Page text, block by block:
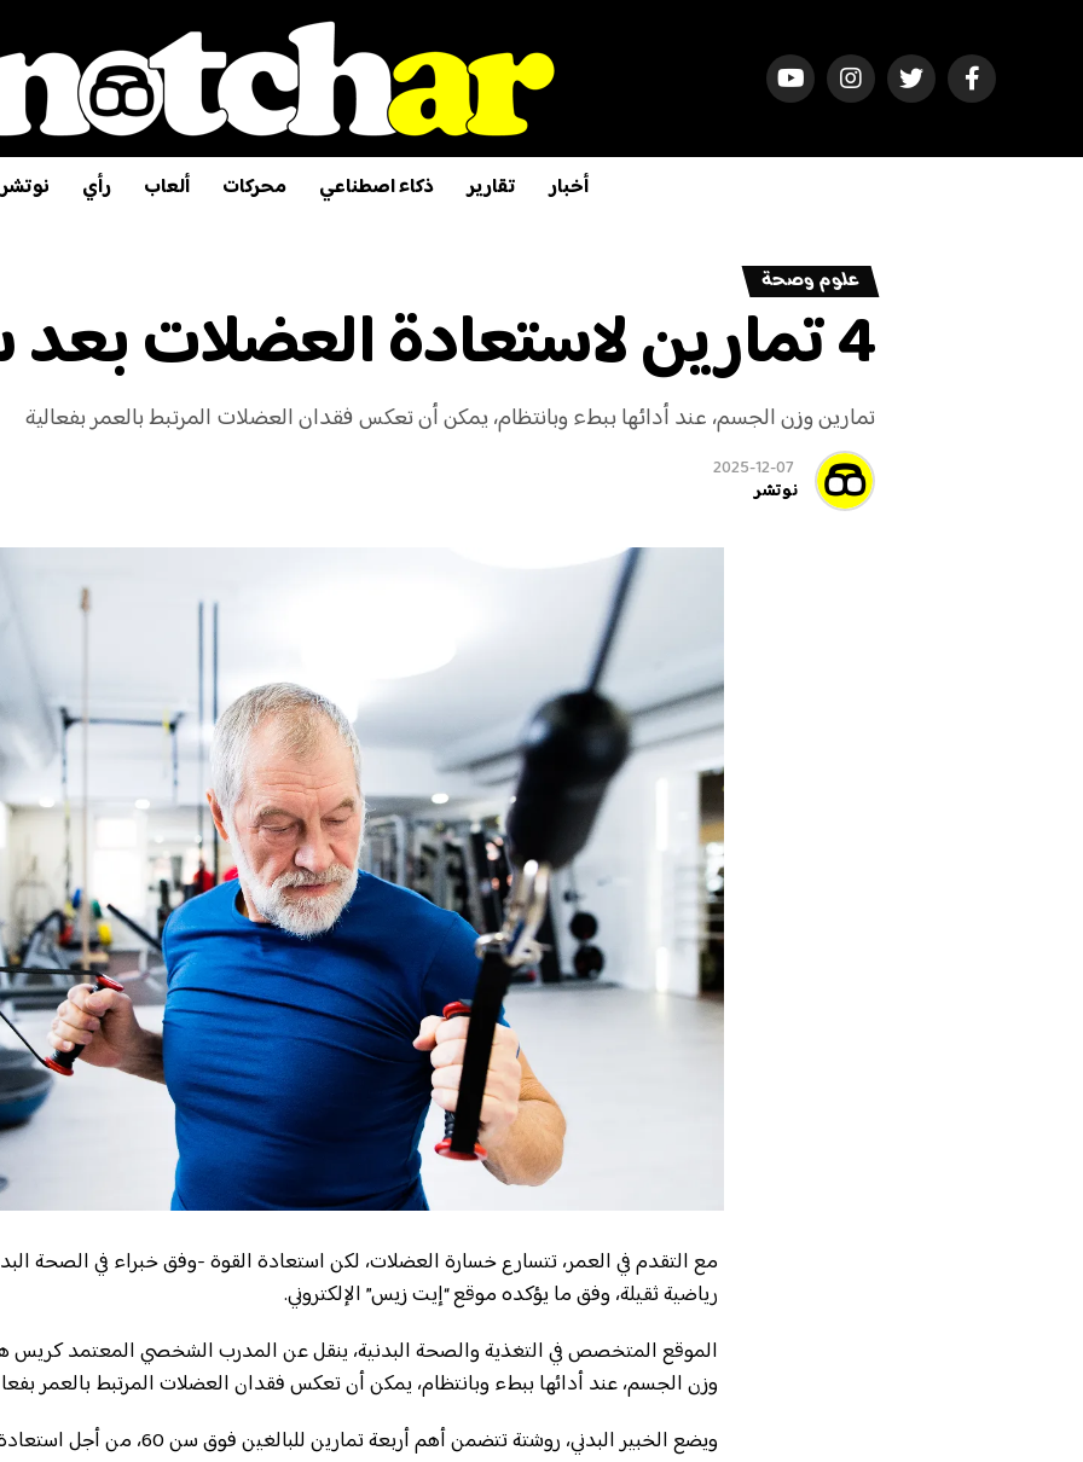
أخبار تقارير ذكاء اصطناعي محركات ألعاب رأي
علوم وصحة
4 تمارين لاستعادة العضلات بعد سن 60
تمارين وزن الجسم، عند أدائها ببطء وبانتظام، يمكن أن تعكس فقدان العضلات المرتبط بالعمر بفعالية
2025-12-07
نوتشر
مع التقدم في العمر، تتسارع خسارة العضلات، لكن استعادة القوة -وفق خبراء في الصحة
رياضية ثقيلة، وفق ما يؤكده موقع “إيت زيس” الإلكتروني.
الموقع المتخصص في التغذية والصحة البدنية، ينقل عن المدرب الشخصي المعتمد كريس
وزن الجسم، عند أدائها ببطء وبانتظام، يمكن أن تعكس فقدان العضلات المرتبط بالعمر
ويضع الخبير البدني، روشتة تتضمن أهم أربعة تمارين للبالغين فوق سن 60، من أجل استعادة العضلات وهي: